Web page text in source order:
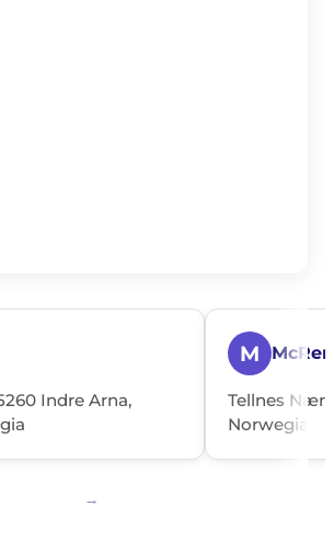
Indre Arna,
M
Tellnes
Norwegia